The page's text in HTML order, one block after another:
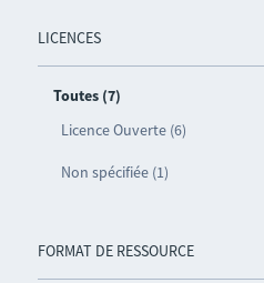
LICENCES
Toutes (7)
Licence Ouverte (6)
Non spécifiée (1)
FORMAT DE RESSOURCE